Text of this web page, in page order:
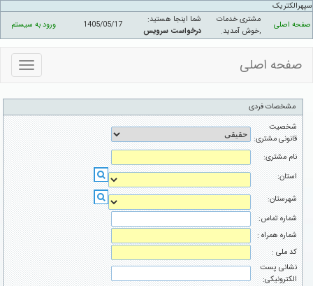
سپهرالکتريک
صفحه اصلی
مشتری خدمات
,خوش آمدید.
شما اینجا هستید:
درخواست سرویس
1405/05/17 ورود به سیستم
منوهای
سایت
صفحه اصلی
مشخصات فردی
شخصیت
قانونی مشتری:
نام مشتری:
استان:
شهرستان:
شماره تماس:
شماره همراه :
کد ملی :
نشانی پست
الکترونیکی: